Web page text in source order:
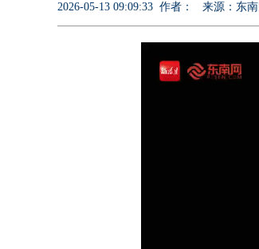
2026-05-13 09:09:33 作者： 来源：东